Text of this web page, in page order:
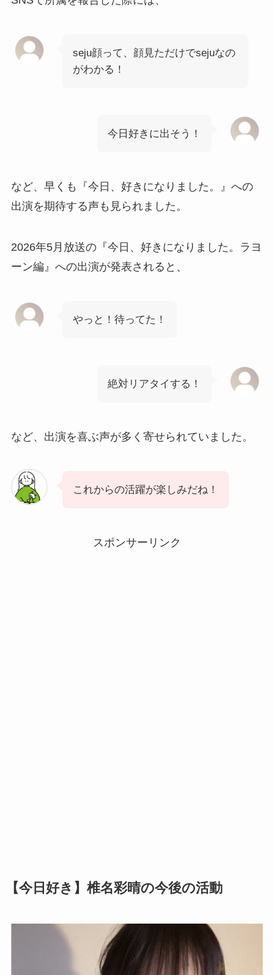
seju顔って、顔見ただけでsejuなの
がわかる！
今日好きに出そう！
など、早くも『今日、好きになりました。』への
出演を期待する声も見られました。
2026年5月放送の『今日、好きになりました。ラヨ
ーン編』への出演が発表されると、
やっと！待ってた！
絶対リアタイする！
など、出演を喜ぶ声が多く寄せられていました。
これからの活躍が楽しみだね！
スポンサーリンク
【今日好き】椎名彩晴の今後の活動